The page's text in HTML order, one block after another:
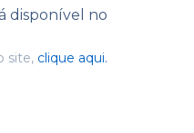
disponível no
site, clique aqui.